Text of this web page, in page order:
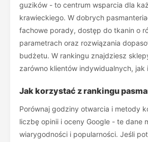
guzików - to centrum wsparcia dla
krawieckiego. W dobrych
fachowe porady, dostęp do tkanin o
parametrach oraz rozwiązania
budżetu. W rankingu znajdziesz
zarówno klientów indywidualnych, jak
Jak korzystać z rankingu
Porównaj godziny otwarcia i metody
liczbę opinii i oceny Google - te dane
wiarygodności i popularności. Jeśli